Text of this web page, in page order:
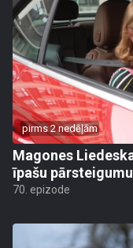
pirms 2 nedēļām
Magones
īpašu pārsteigumu
70. epizode